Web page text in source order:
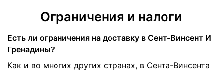
Ограничения и налоги
Есть ли ограничения на доставку в Сент-Винсент И
Гренадины?
Как и во многих других странах, в Сента-Винсента